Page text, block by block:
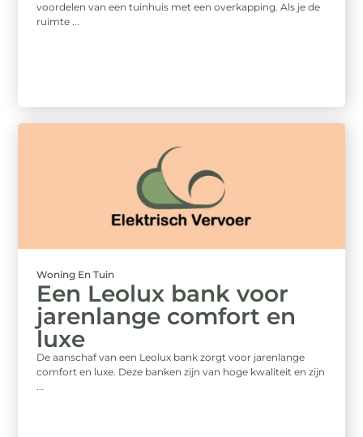
voordelen van een tuinhuis met een overkapping. Als je de
ruimte ...
Woning En Tuin
Een Leolux bank voor
jarenlange comfort en
luxe
De aanschaf van een Leolux bank zorgt voor jarenlange
comfort en luxe. Deze banken zijn van hoge kwaliteit en zijn